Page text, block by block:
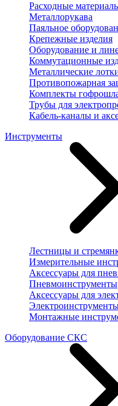
Расходные
Металлорукава
Паяльное
Крепежные изделия
Оборудование и
Коммутационные
Металлические
Противопожарная
Комплекты
Трубы для
Кабель-каналы и
Инструменты
Лестницы и
Измерительные
Аксессуары для
Пневмоинструменты
Аксессуары для
Монтажные
Оборудование СКС